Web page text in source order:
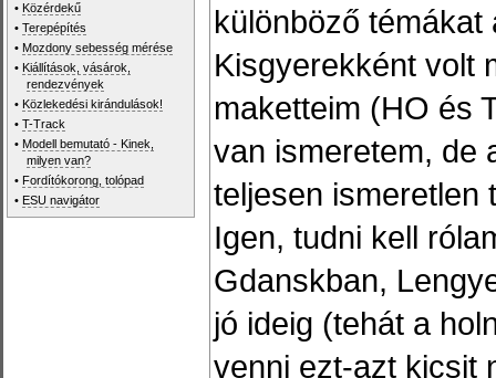
• Közérdekű
•Terepépítés
• Mozdony sebesség mérése
• Kiállítások, vásárok,
rendezvények
• Közlekedési kirándulások!
•T-Track
• Modell bemutató - Kinek,
milyen van?
• Fordítókorong, tolópad
• ESU navigátor
különböző témákat
Kisgyerekként volt
maketteim (HO és
van ismeretem, de
teljesen ismeretlen
Igen, tudni kell
Gdanskban,
jó ideig (tehát a
venni ezt-azt kicsit